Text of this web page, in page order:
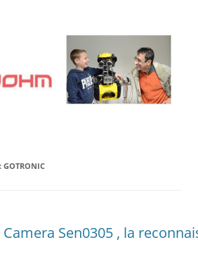
GOTRONIC
Sen0305 , la